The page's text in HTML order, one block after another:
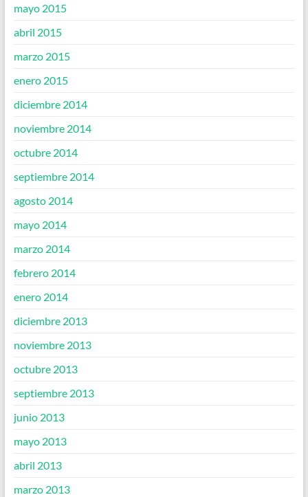
mayo 2015
abril 2015
marzo 2015
enero 2015
diciembre 2014
noviembre 2014
octubre 2014
septiembre 2014
agosto 2014
mayo 2014
marzo 2014
febrero 2014
enero 2014
diciembre 2013
noviembre 2013
octubre 2013
septiembre 2013
junio 2013
mayo 2013
abril 2013
marzo 2013